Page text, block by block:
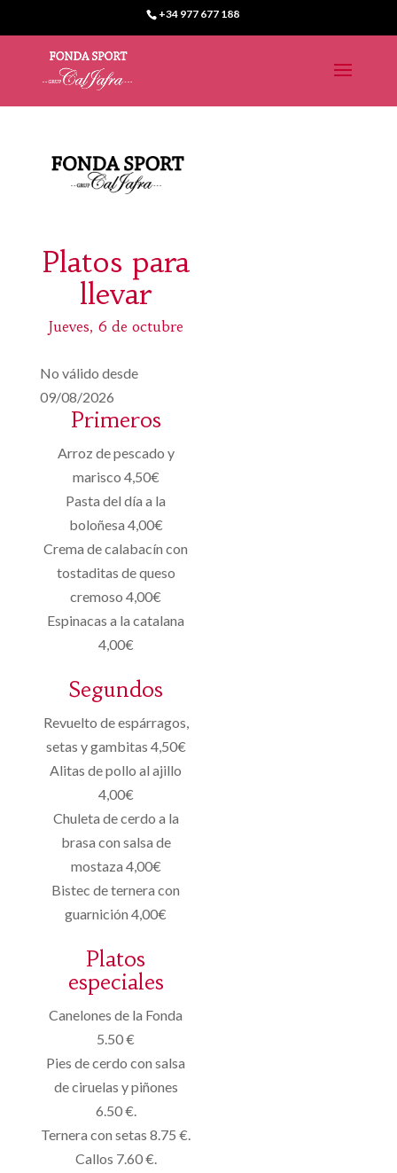
+34 977 677 188
Platos para
llevar
Jueves, 6 de octubre
No válido desde
09/08/2026
Primeros
Arroz de pescado y
marisco 4,50€
Pasta del día a la
boloñesa 4,00€
Crema de calabacín con
tostaditas de queso
cremoso 4,00€
Espinacas a la catalana
4,00€
Segundos
Revuelto de espárragos,
setas y gambitas 4,50€
Alitas de pollo al ajillo
4,00€
Chuleta de cerdo a la
brasa con salsa de
mostaza 4,00€
Bistec de ternera con
guarnición 4,00€
Platos
especiales
Canelones de la Fonda
5.50 €
Pies de cerdo con salsa
de ciruelas y piñones
6.50 €.
Ternera con setas 8.75 €.
Callos 7.60 €.